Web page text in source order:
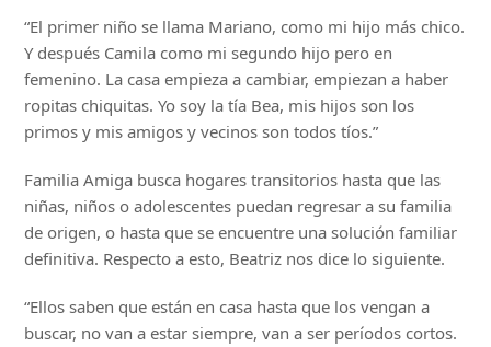
“El primer niño se llama Mariano, como mi hijo más chico.
Y después Camila como mi segundo hijo pero en
femenino. La casa empieza a cambiar, empiezan a haber
ropitas chiquitas. Yo soy la tía Bea, mis hijos son los
primos y mis amigos y vecinos son todos tíos.”
Familia Amiga busca hogares transitorios hasta que las
niñas, niños o adolescentes puedan regresar a su familia
de origen, o hasta que se encuentre una solución familiar
definitiva. Respecto a esto, Beatriz nos dice lo siguiente.
“Ellos saben que están en casa hasta que los vengan a
buscar, no van a estar siempre, van a ser períodos cortos.